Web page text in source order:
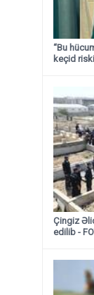
“Bu
keçid
Çingiz
edilib -